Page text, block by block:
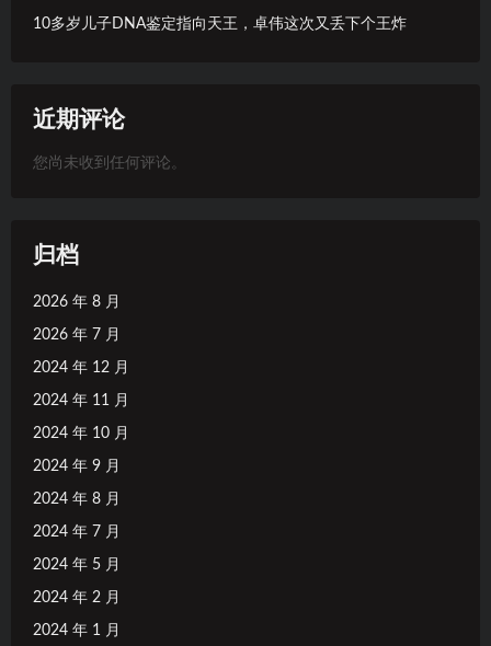
10多岁儿子DNA鉴定指向天王，卓伟这次又丢下个王炸
近期评论
您尚未收到任何评论。
归档
2026 年 8 月
2026 年 7 月
2024 年 12 月
2024 年 11 月
2024 年 10 月
2024 年 9 月
2024 年 8 月
2024 年 7 月
2024 年 5 月
2024 年 2 月
2024 年 1 月